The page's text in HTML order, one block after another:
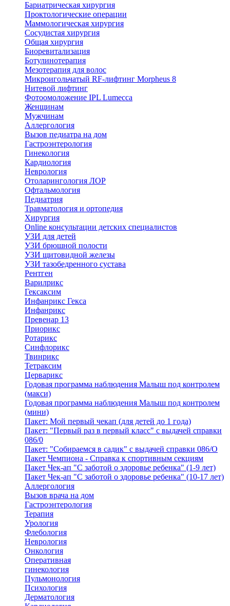
Бариатрическая хирургия
Проктологические операции
Маммологическая хирургия
Сосудистая хирургия
Общая хирургия
Биоревитализация
Ботулинотерапия
Мезотерапия для волос
Микроигольчатый RF-лифтинг Morpheus 8
Нитевой лифтинг
Фотоомоложение IPL Lumecca
Женщинам
Мужчинам
Аллергология
Вызов педиатра на дом
Гастроэнтерология
Гинекология
Кардиология
Неврология
Отоларингология ЛОР
Офтальмология
Педиатрия
Травматология и ортопедия
Хирургия
Online консультации детских специалистов
УЗИ для детей
УЗИ брюшной полости
УЗИ щитовидной железы
УЗИ тазобедренного сустава
Рентген
Варилрикс
Гексаксим
Инфанрикс Гекса
Инфанрикс
Превенар 13
Приорикс
Ротарикс
Синфлорикс
Твинрикс
Тетраксим
Церварикс
Годовая программа наблюдения Малыш под контролем
(макси)
Годовая программа наблюдения Малыш под контролем
(мини)
Пакет: Мой первый чекап (для детей до 1 года)
Пакет: "Первый раз в первый класс" с выдачей справки
086/0
Пакет: "Собираемся в садик" с выдачей справки 086/О
Пакет Чемпиона - Справка к спортивным секциям
Пакет Чек-ап "С заботой о здоровье ребенка" (1-9 лет)
Пакет Чек-ап "С заботой о здоровье ребенка" (10-17 лет)
Аллергология
Вызов врача на дом
Гастроэнтерология
Терапия
Урология
Флебология
Неврология
Онкология
Оперативная
гинекология
Пульмонология
Психология
Дерматология